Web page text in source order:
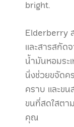
bright.
Elderberry
และสารสกัด
น้ำมันหอมระ
นิ่งช่วยขจัดค
คราบ และข
ขนที่สดใสตา
คุณ